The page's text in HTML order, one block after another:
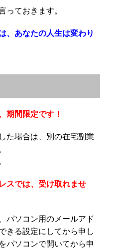
っておきます。
、あなたの人生は変わり
期間限定です！
た場合は、別の在宅副業
スでは、受け取れませ
パソコン用のメールアド
きる設定にしてから申し
パソコンで開いてから申